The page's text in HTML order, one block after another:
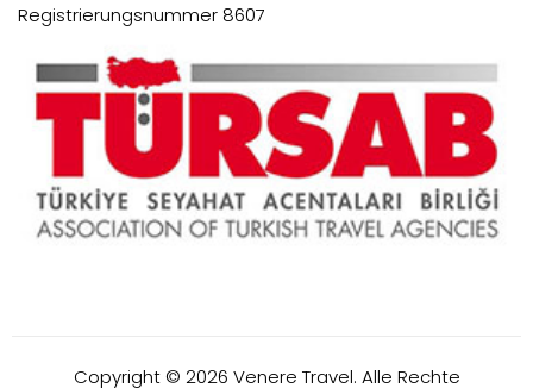
Registrierungsnummer 8607
Copyright © 2026 Venere Travel. Alle Rechte